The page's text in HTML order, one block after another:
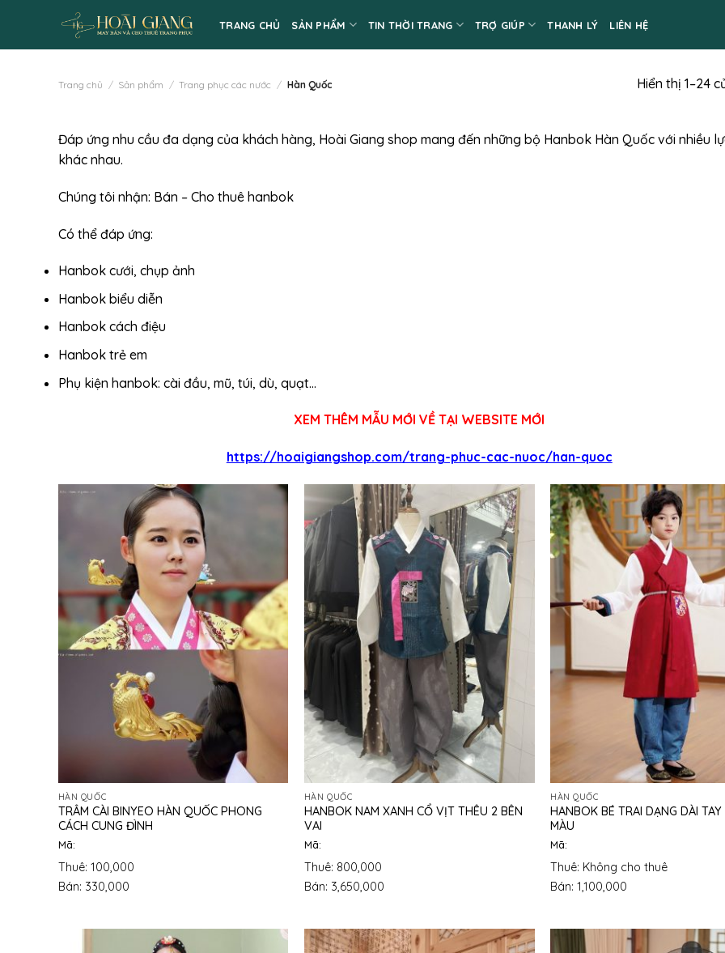
content
TRANG CHỦ SẢN PHẨM TIN THỜI TRANG TRỢ GIÚP THANH LÝ LIÊN HỆ
Trang chủ / Sản phẩm / Trang phục các nước / Hàn Quốc Hiển thị 1–24
Đáp ứng nhu cầu đa dạng của khách hàng, Hoài Giang shop mang đến những bộ Hanbok Hàn Quốc với nhiều
khác nhau.
Chúng tôi nhận: Bán – Cho thuê hanbok
Có thể đáp ứng:
Hanbok cưới, chụp ảnh
Hanbok biểu diễn
Hanbok cách điệu
Hanbok trẻ em
Phụ kiện hanbok: cài đầu, mũ, túi, dù, quạt…
XEM THÊM MẪU MỚI VỀ TẠI WEBSITE MỚI
https://hoaigiangshop.com/trang-phuc-cac-nuoc/han-quoc
HÀN QUỐC
TRÂM CÀI BINYEO HÀN QUỐC PHONG
CÁCH CUNG ĐÌNH
Mã:
Thuê: 100,000
Bán: 330,000
HÀN QUỐC
HANBOK NAM XANH CỔ VỊT THÊU 2 BÊN
VAI
Mã:
Thuê: 800,000
Bán: 3,650,000
HÀN QUỐC
HANBOK BÉ TRAI DẠNG DÀI TAY
MÀU
Mã:
Thuê: Không cho thuê
Bán: 1,100,000